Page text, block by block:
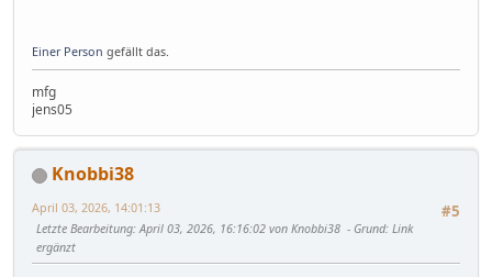
Einer Person gefällt das.
mfg
jens05
Knobbi38
#5
April 03, 2026, 14:01:13
Letzte Bearbeitung: April 03, 2026, 16:16:02 von Knobbi38 Grund: Link
ergänzt